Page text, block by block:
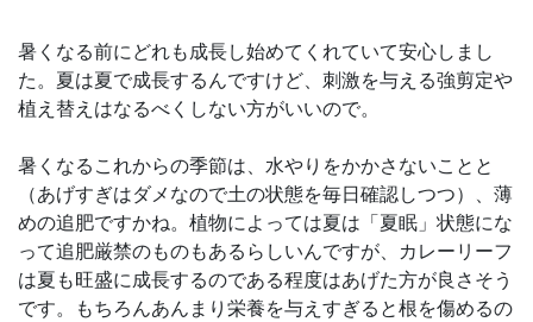
暑くなる前にどれも成長し始めてくれていて安心しまし
た。夏は夏で成長するんですけど、刺激を与える強剪定や
植え替えはなるべくしない方がいいので。
暑くなるこれからの季節は、水やりをかかさないことと
（あげすぎはダメなので土の状態を毎日確認しつつ）、薄
めの追肥ですかね。植物によっては夏は「夏眠」状態にな
って追肥厳禁のものもあるらしいんですが、カレーリーフ
は夏も旺盛に成長するのである程度はあげた方が良さそう
です。もちろんあんまり栄養を与えすぎると根を傷めるの